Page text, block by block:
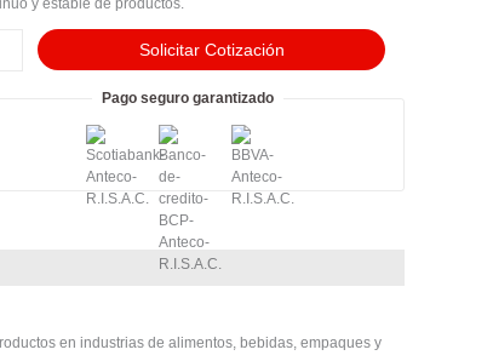
y estable de productos.
Solicitar Cotización
Pago seguro garantizado
en industrias de alimentos, bebidas, empaques y